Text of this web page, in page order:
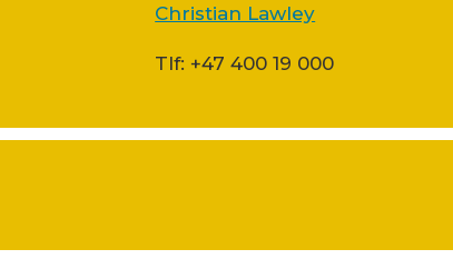
Christian Lawley
Tlf: +47 400 19 000